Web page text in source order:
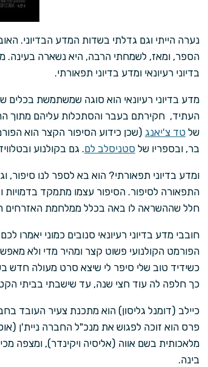
הספר, ומאז, לשמחתי הרבה, היא נשארה בעינה.
בדיוני רעיונאי ומדע בדיוני תפאורתי.
מדע בדיוני רעיונאי הוא סוגה שמשתמשת בכלים
העתיד, חקירתם בעבר והסתכלות עליהם מתוך
של טד צ'יאנג (שכן כידוע הסיפור הקצר הוא
בר, ובספריו של סטניסלב לם. גם בקולנוע
ומדע בדיוני תפאורתי? הוא בא לספר לנו
התפאורה לסיפור. הסיפור עצמו מתמקד בדמויות
חלל שההשראה לו באה בכלל ממלחמת האזרחים
חובבי מדע בדיוני רעיונאי סנובים כמוני
הפורמט הקולנועי פשוט קצר ומהיר מדי ולא
כשידיד טוב שלי סיפר לי שיצא סרט מעולה חדש
כך חלפה לה עוד חצי שנה, עד שישבתי בביתי
כיילב (דומנל גליסון) הוא מתכנת צעיר העובד
פרס הוא זוכה לפגוש את מנכ"ל החברה ניית'ן
מלאכותית בשם אווה (אליסיה ויקינדר), ומצפה
בינה.